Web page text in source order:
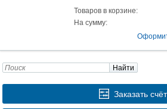
Товаров в корзине:
На сумму:
Найти
Заказать счёт